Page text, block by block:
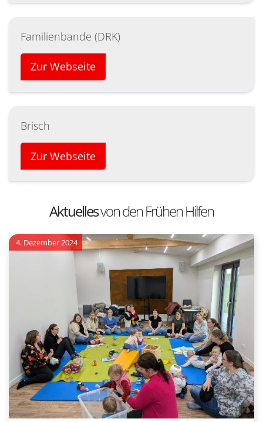
Familienbande (DRK)
Zur Webseite
Brisch
Zur Webseite
Aktuellesvon den Frühen Hilfen
4. Dezember 2024